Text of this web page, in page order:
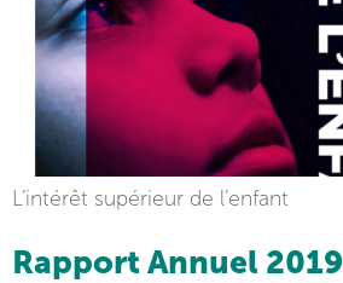
L’intérêt supérieur de l’enfant
Rapport Annuel 2019